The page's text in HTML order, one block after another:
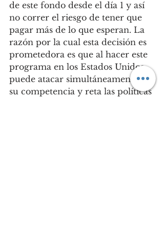
de este fondo desde el día 1 y así
no correr el riesgo de tener que
pagar más de lo que esperan. La
razón por la cual esta decisión es
prometedora es que al hacer este
programa en los Estados Unidos
puede atacar simultáneamente a
su competencia y reta las políticas